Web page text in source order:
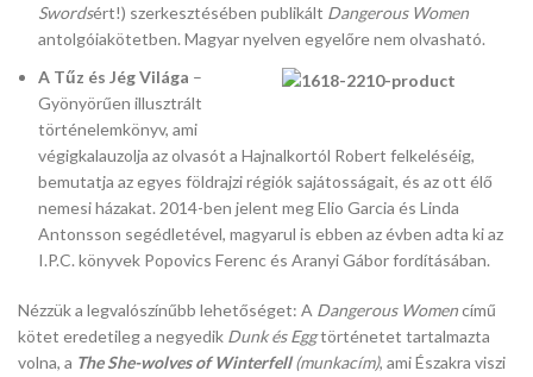
Swordsért!) szerkesztésében publikált Dangerous Women
antolgóiakötetben. Magyar nyelven egyelőre nem olvasható.
A Tűz és Jég Világa –
Gyönyörűen illusztrált
történelemkönyv, ami
végigkalauzolja az olvasót a Hajnalkortól Robert felkeléséig,
bemutatja az egyes földrajzi régiók sajátosságait, és az ott élő
nemesi házakat. 2014-ben jelent meg Elio Garcia és Linda
Antonsson segédletével, magyarul is ebben az évben adta ki az
I.P.C. könyvek Popovics Ferenc és Aranyi Gábor fordításában.
Nézzük a legvalószínűbb lehetőséget: A Dangerous Womencímű
kötet eredetileg a negyedik Dunk és Eggtörténetet tartalmazta
volna, a The She-wolves of Winterfell(munkacím), ami Északra viszi